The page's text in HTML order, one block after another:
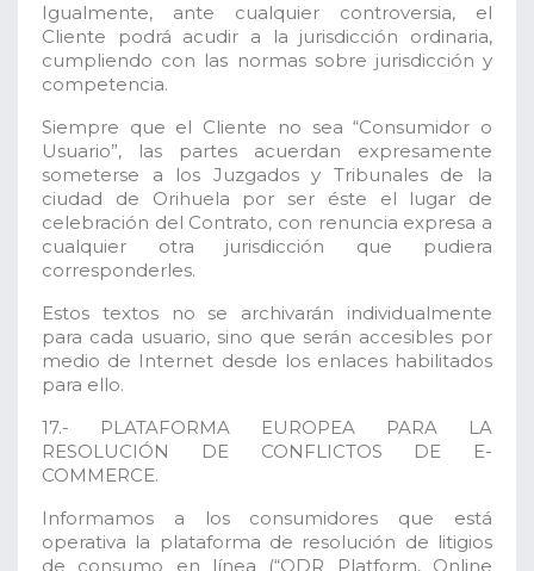
Igualmente, ante cualquier controversia, el
Cliente podrá acudir a la jurisdicción ordinaria,
cumpliendo con las normas sobre jurisdicción y
competencia.
Siempre que el Cliente no sea “Consumidor o
Usuario”, las partes acuerdan expresamente
someterse a los Juzgados y Tribunales de la
ciudad de Orihuela por ser éste el lugar de
celebración del Contrato, con renuncia expresa a
cualquier otra jurisdicción que pudiera
corresponderles.
Estos textos no se archivarán individualmente
para cada usuario, sino que serán accesibles por
medio de Internet desde los enlaces habilitados
para ello.
17.- PLATAFORMA EUROPEA PARA LA
RESOLUCIÓN DE CONFLICTOS DE E-
COMMERCE.
Informamos a los consumidores que está
operativa la plataforma de resolución de litigios
de consumo en línea (“ODR Platform, Online